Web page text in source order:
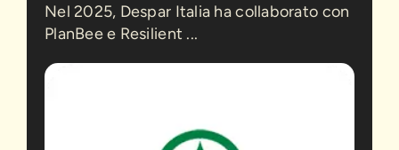
Nel 2025, Despar Italia ha collaborato con
PlanBee e Resilient ...